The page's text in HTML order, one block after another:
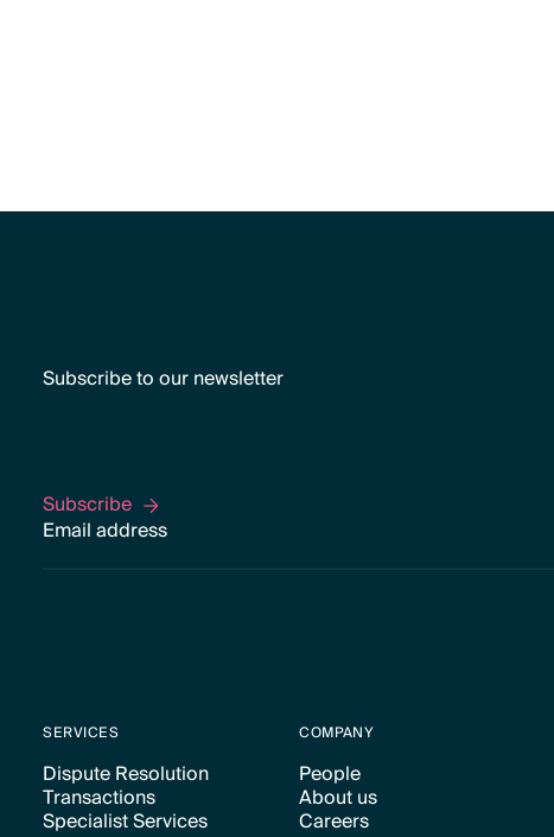
Subscribe to our newsletter
Subscribe
Subscribe
SERVICES
Dispute Resolution
Text Link
Transactions
Text Link
Specialist Services
COMPANY
People
Text Link
About us
Text Link
Careers